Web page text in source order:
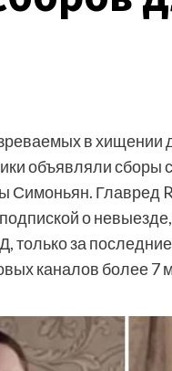
в хищении
объявляли сборы
Симоньян. Главред
о
за
каналов более 7